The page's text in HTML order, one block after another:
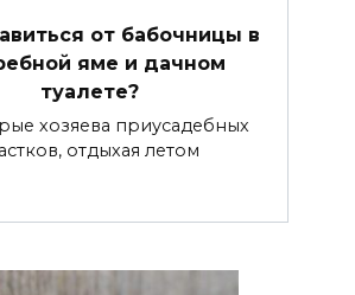
от бабочницы в
яме и дачном
туалете?
хозяева приусадебных
отдыхая летом